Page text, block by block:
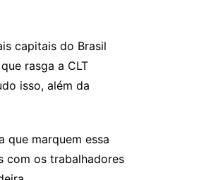
capitais do Brasil
rasga a CLT
isso, além da
que marquem essa
com os trabalhadores